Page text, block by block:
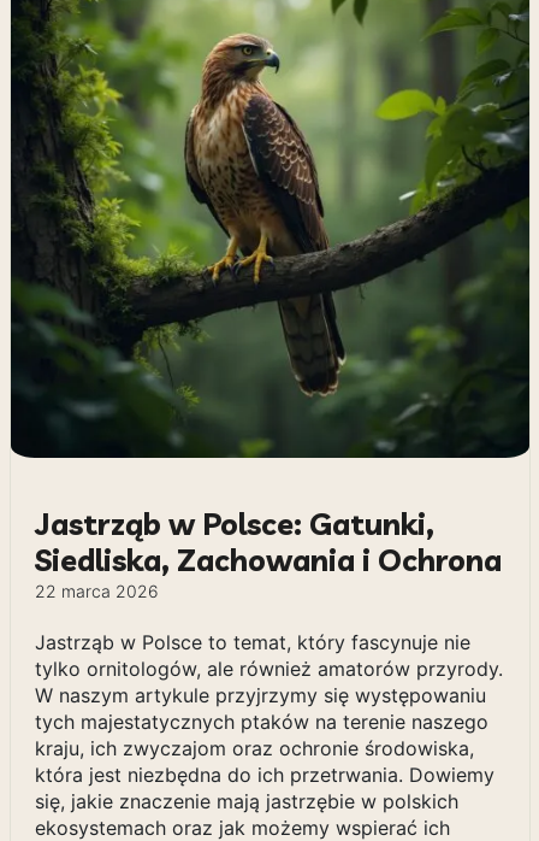
Jastrząb w Polsce: Gatunki,
Siedliska, Zachowania i Ochrona
22 marca 2026
Jastrząb w Polsce to temat, który fascynuje nie
tylko ornitologów, ale również amatorów przyrody.
W naszym artykule przyjrzymy się występowaniu
tych majestatycznych ptaków na terenie naszego
kraju, ich zwyczajom oraz ochronie środowiska,
która jest niezbędna do ich przetrwania. Dowiemy
się, jakie znaczenie mają jastrzębie w polskich
ekosystemach oraz jak możemy wspierać ich